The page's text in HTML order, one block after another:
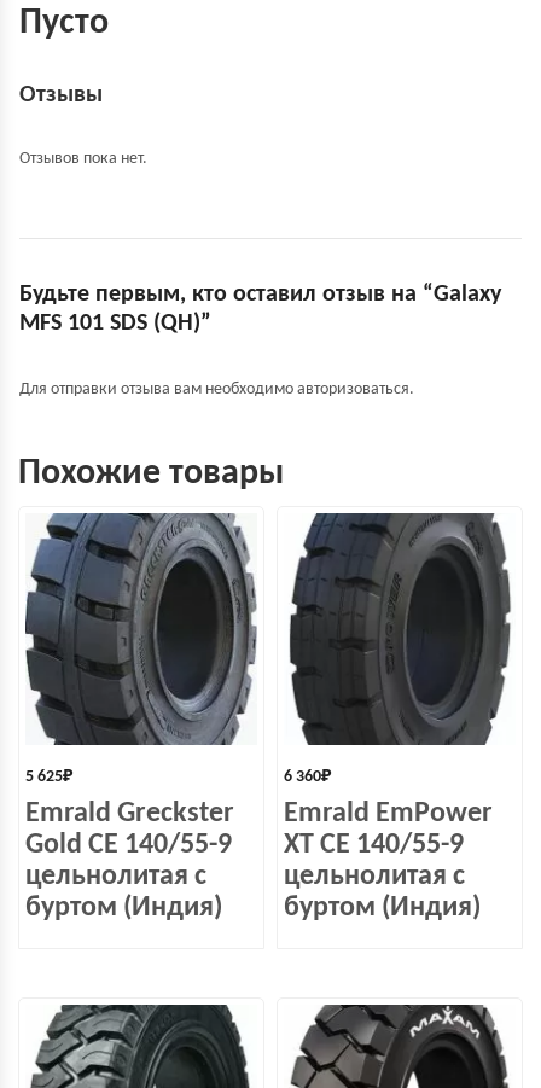
Пусто
Отзывы
Отзывов пока нет.
Будьте первым, кто оставил отзыв на “Galaxy
MFS 101 SDS (QH)”
Для отправки отзыва вам необходимо авторизоваться.
Похожие товары
5 625₽
Emrald Greckster
Gold СЕ 140/55-9
цельнолитая с
буртом (Индия)
6 360₽
Emrald EmPower
XT СЕ 140/55-9
цельнолитая с
буртом (Индия)